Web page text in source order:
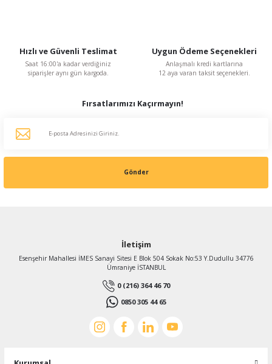
Hızlı ve Güvenli Teslimat
Saat 16:00'a kadar verdiğiniz
siparişler aynı gün kargoda.
Uygun Ödeme Seçenekleri
Anlaşmalı kredi kartlarına
12 aya varan taksit seçenekleri.
Fırsatlarımızı Kaçırmayın!
Gönder
İletişim
Esenşehir Mahallesi İMES Sanayi Sitesi E Blok 504 Sokak No:53 Y.Dudullu 34776
Ümraniye İSTANBUL
0 (216) 364 46 70
0850 305 44 65